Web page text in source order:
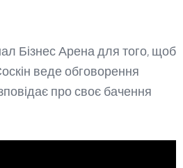
Бізнес Арена для того, щоб
веде обговорення
про своє бачення